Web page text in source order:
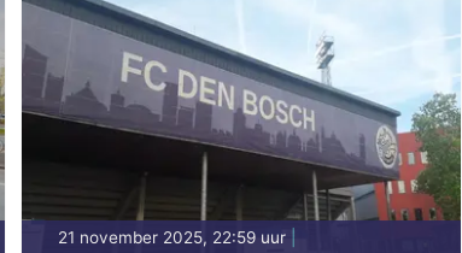
21 november 2025, 22:59 uur|